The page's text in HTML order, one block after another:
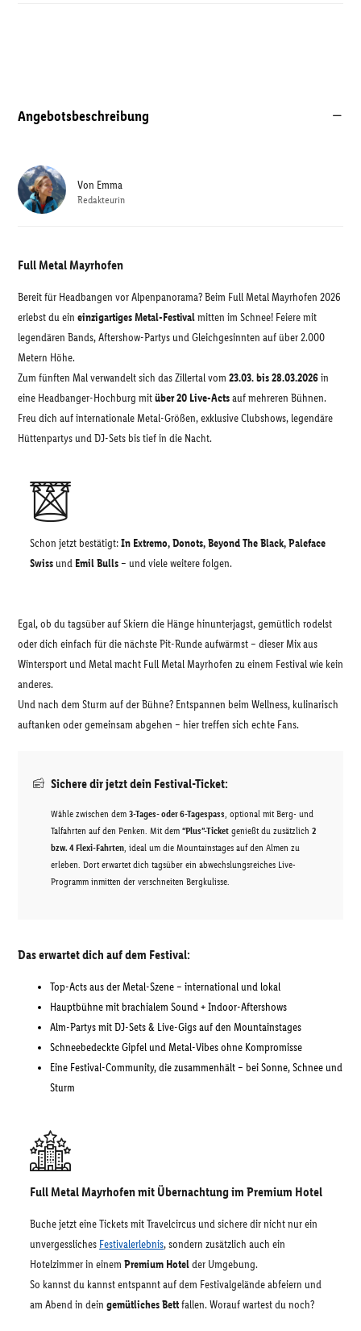
Angebotsbeschreibung
Full Metal Mayrhofen
Bereit für Headbangen vor Alpenpanorama? Beim Full Metal Mayrhofen 2026
erlebst du ein einzigartiges Metal-Festivalmitten im Schnee! Feiere mit
legendären Bands, Aftershow-Partys und Gleichgesinnten auf über 2.000
Metern Höhe.
Zum fünften Mal verwandelt sich das Zillertal vom 23.03. bis 28.03.2026in
eine Headbanger-Hochburg mitüber 20 Live-Actsauf mehreren Bühnen.
Freu dich auf internationale Metal-Größen, exklusive Clubshows, legendäre
Hüttenpartys und DJ-Sets bis tief in die Nacht.
Schon jetzt bestätigt:In Extremo, Donots, Beyond The Black, Paleface
Swiss und Emil Bulls– und viele weitere folgen.
Egal, ob du tagsüber auf Skiern die Hänge hinunterjagst, gemütlich rodelst
oder dich einfach für die nächste Pit-Runde aufwärmst – dieser Mix aus
Wintersport und Metal macht Full Metal Mayrhofen zu einem Festival wie kein
anderes.
Und nach dem Sturm auf der Bühne? Entspannen beim Wellness, kulinarisch
auftanken oder gemeinsam abgehen – hier treffen sich echte Fans.
Sichere dir jetzt dein Festival-Ticket:
Wähle zwischen dem 3-Tages- oder 6-Tagespass, optional mit Berg- und
Talfahrten auf den Penken. Mit dem “Plus”-Ticket genießt du zusätzlich 2
bzw. 4 Flexi-Fahrten, ideal um die Mountainstages auf den Almen zu
erleben. Dort erwartet dich tagsüber ein abwechslungsreiches Live-
Programm inmitten der verschneiten Bergkulisse.
Das erwartet dich auf dem Festival:
Top-Acts aus der Metal-Szene – international und lokal
Hauptbühne mit brachialem Sound + Indoor-Aftershows
Alm-Partys mit DJ-Sets & Live-Gigs auf den Mountainstages
Schneebedeckte Gipfel und Metal-Vibes ohne Kompromisse
Eine Festival-Community, die zusammenhält – bei Sonne, Schnee und
Sturm
Full Metal Mayrhofen mit Übernachtung im Premium Hotel
Buche jetzt eine Tickets mit Travelcircus und sichere dir nicht nur ein
unvergessliches Festivalerlebnis, sondern zusätzlich auch ein
Hotelzimmer in einem Premium Hotelder Umgebung.
So kannst du kannst entspannt auf dem Festivalgelände abfeiern und
am Abend in dein gemütliches Bettfallen. Worauf wartest du noch?
Von Emma
Redakteurin